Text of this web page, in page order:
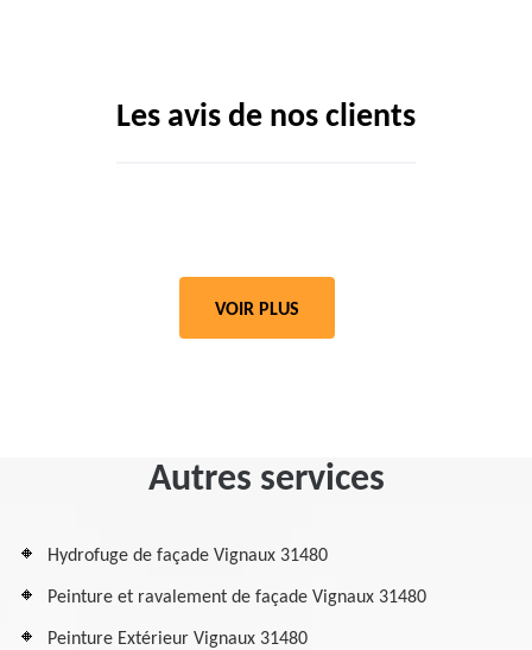
Les avis de nos clients
VOIR PLUS
Autres services
Hydrofuge de façade Vignaux 31480
Peinture et ravalement de façade Vignaux 31480
Peinture Extérieur Vignaux 31480